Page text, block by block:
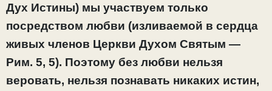
Дух Истины) мы участвуем только
посредством любви (изливаемой в сердца
живых членов Церкви Духом Святым —
Рим. 5, 5). Поэтому без любви нельзя
веровать, нельзя познавать никаких истин,